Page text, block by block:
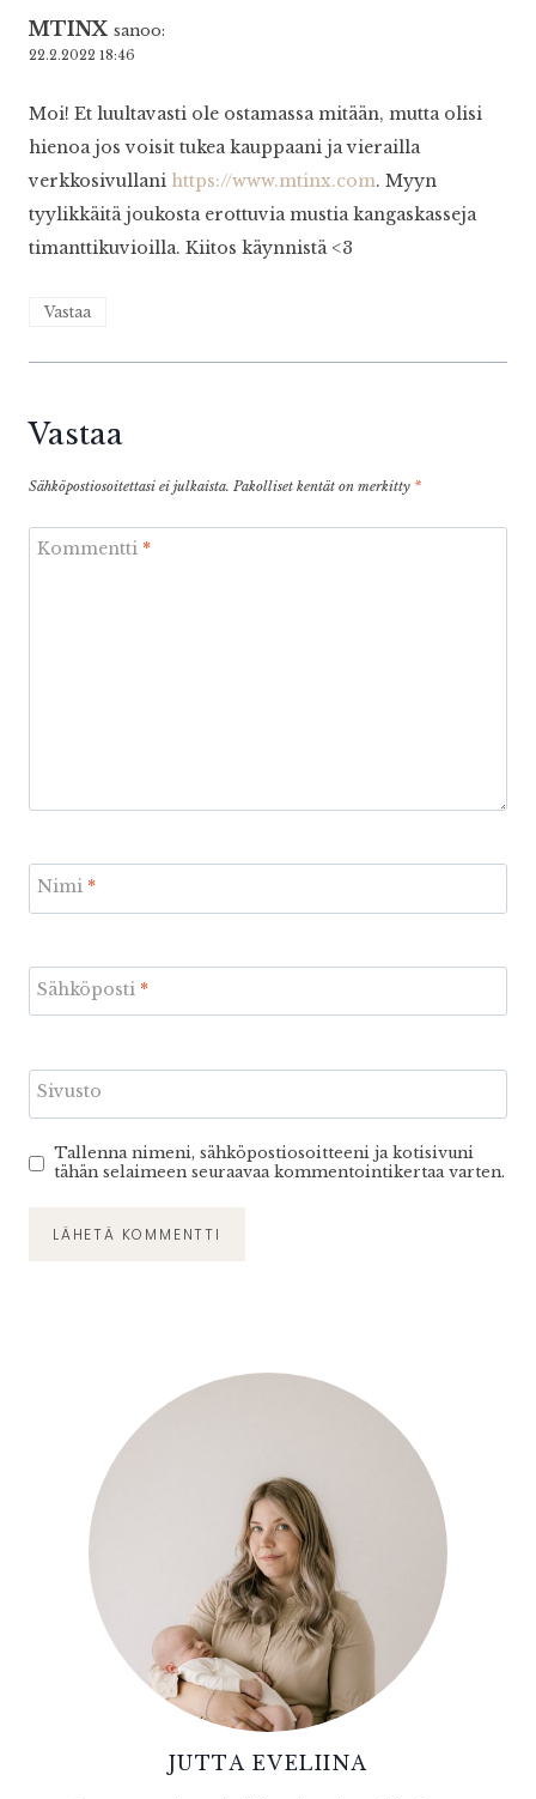
MTINX sanoo:
22.2.2022 18:46
Moi! Et luultavasti ole ostamassa mitään, mutta olisi
hienoa jos voisit tukea kauppaani ja vierailla
verkkosivullani https://www.mtinx.com. Myyn
tyylikkäitä joukosta erottuvia mustia kangaskasseja
timanttikuvioilla. Kiitos käynnistä <3
Vastaa
Vastaa
Sähköpostiosoitettasi ei julkaista. Pakolliset kentät on merkitty *
Kommentti *
Nimi *
Sähköposti *
Sivusto
Tallenna nimeni, sähköpostiosoitteeni ja kotisivuni
tähän selaimeen seuraavaa kommentointikertaa varten.
JUTTA EVELIINA